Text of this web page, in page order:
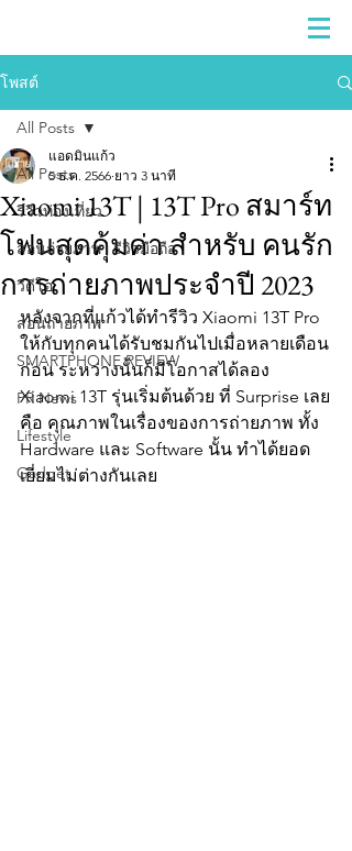
โพสต์
All Posts
รีวิวท่องเที่ยว
สอนถ่ายภาพ | รีวิวมือถือ
วีดีโอ
สอนถ่ายภาพ
SMARTPHONE REVIEW
PR News
Lifestyle
Gadget
All Posts
Xiaomi 13T | 13T Pro สมาร์ท
โฟนสุดคุ้มค่า สำหรับ คนรัก
การถ่ายภาพประจำปี 2023
แอดมินแก้ว
5 ธ.ค. 2566 ยาว 3 นาที
หลังจากที่แก้วได้ทำรีวิว Xiaomi 13T Pro
ให้กับทุกคนได้รับชมกันไปเมื่อหลายเดือน
ก่อน ระหว่างนั้นก็มีโอกาสได้ลอง
Xiaomi 13T รุ่นเริ่มต้นด้วย ที่ Surprise เลย
คือ คุณภาพในเรื่องของการถ่ายภาพ ทั้ง
Hardware และ Software นั้น ทำได้ยอด
เยี่ยมไม่ต่างกันเลย